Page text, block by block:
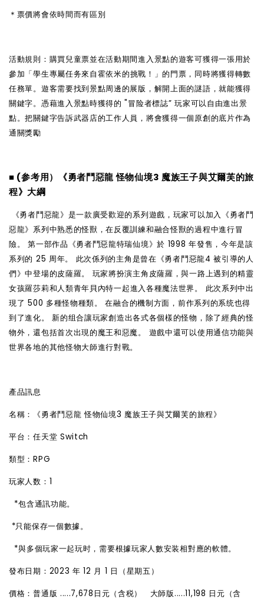
＊票價將會依時間而有區別
活動規則：購買兒童票並在活動期間進入景點的遊客可獲得一張用於
參加「學生專屬任务來自霍依米的挑戰！」的門票，同時將獲得轉數
任務單。遊客需要找到景點周邊的展版，解開上面的謎語，就能獲得
關鍵字。憑藉進入景點時獲得的 "冒险者標誌” 玩家可以自由進出景
點。把關鍵字告訴武器店的工作人員，將會獲得一個原創的底片作為
通關獎勵
■ (参考用）《勇者鬥惡龍 怪物仙境3 魔族王子與艾爾芙的旅
程》大綱
《勇者鬥惡龍》是一款廣受歡迎的系列遊戲，玩家可以加入《勇者鬥
惡龍》系列中熟悉的怪獸，在反覆訓練和融合怪獸的過程中進行冒
險。 第一部作品《勇者鬥惡龍特瑞仙境》於 1998 年發售，今年是該
系列的 25 周年。 此次係列的主角是曾在《勇者鬥惡龍4 被引導的人
們》中登場的皮薩羅。 玩家將扮演主角皮薩羅，與一路上遇到的精靈
女孩羅莎莉和人類青年貝內特一起進入各種魔法世界。
此次系列中出
現了 500 多種怪物種類。 在融合的機制方面，前作系列的系统也得
到了進化。
新的组合讓玩家創造出各式各個樣的怪物，除了經典的怪
物外，還包括首次出現的魔王和惡魔。
遊戲中還可以使用通信功能與
世界各地的其他怪物大師進行對戰。
產品訊息
名稱：《勇者鬥惡龍 怪物仙境3 魔族王子與艾爾芙的旅程》
平台：任天堂 Switch
類型：RPG
玩家人数：1
*包含通訊功能。
*只能保存一個數據。
*與多個玩家一起玩时 ，需要根據玩家人數安装相對應的軟體。
發布日期：2023 年 12 月 1 日（星期五）
價格：普通版 .....7,678日元（含税） 大師版.....11,198 日元（含